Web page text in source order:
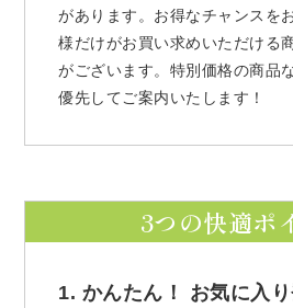
があります。お得なチャンスを
様だけがお買い求めいただける
がございます。特別価格の商品
優先してご案内いたします！
3つの快適ポ
1. かんたん！ お気に入